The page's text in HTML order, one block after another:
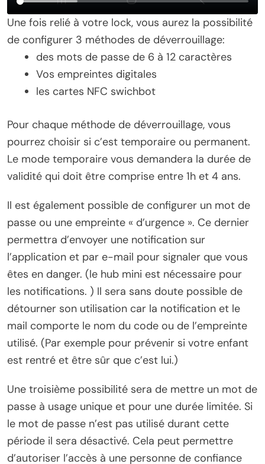
Une fois relié à votre lock, vous aurez la possibilité
de configurer 3 méthodes de déverrouillage:
des mots de passe de 6 à 12 caractères
Vos empreintes digitales
les cartes NFC swichbot
Pour chaque méthode de déverrouillage, vous
pourrez choisir si c’est temporaire ou permanent.
Le mode temporaire vous demandera la durée de
validité qui doit être comprise entre 1h et 4 ans.
Il est également possible de configurer un mot de
passe ou une empreinte « d’urgence ». Ce dernier
permettra d’envoyer une notification sur
l’application et par e-mail pour signaler que vous
êtes en danger. (le hub mini est nécessaire pour
les notifications. ) Il sera sans doute possible de
détourner son utilisation car la notification et le
mail comporte le nom du code ou de l’empreinte
utilisé. (Par exemple pour prévenir si votre enfant
est rentré et être sûr que c’est lui.)
Une troisième possibilité sera de mettre un mot de
passe à usage unique et pour une durée limitée. Si
le mot de passe n’est pas utilisé durant cette
période il sera désactivé. Cela peut permettre
d’autoriser l’accès à une personne de confiance